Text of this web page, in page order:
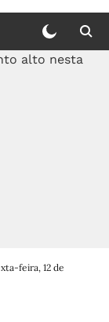
feira, 12 de